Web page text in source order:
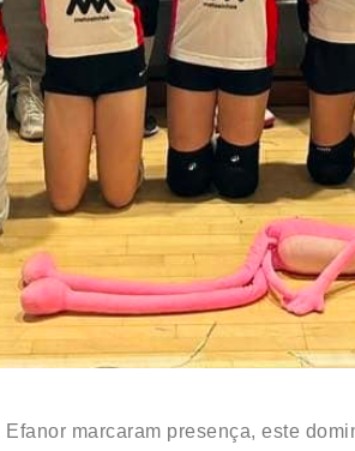
marcaram presença, este